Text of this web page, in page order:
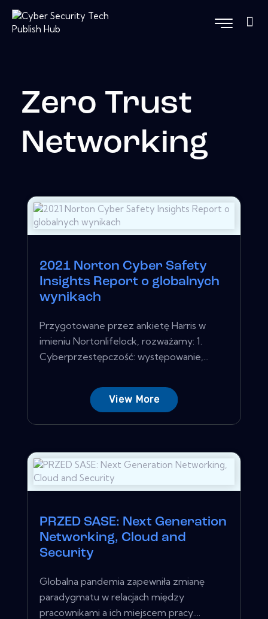
Zero Trust
Networking
2021 Norton Cyber ​​Safety
Insights Report o globalnych
wynikach
Przygotowane przez ankietę Harris w
imieniu Nortonlifelock, rozważamy: 1.
Cyberprzestępczość: występowanie,...
View More
PRZED SASE: Next Generation
Networking, Cloud and
Security
Globalna pandemia zapewniła zmianę
paradygmatu w relacjach między
pracownikami a ich miejscem pracy....